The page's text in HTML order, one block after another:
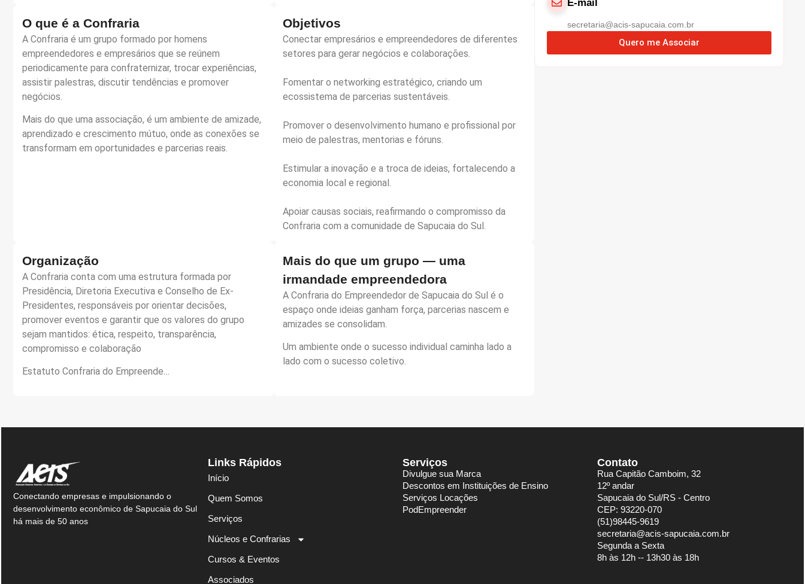
O que é a Confraria
A Confraria é um grupo formado por homens
empreendedores e empresários que se reúnem
periodicamente para confraternizar, trocar experiências,
assistir palestras, discutir tendências e promover
negócios.
Mais do que uma associação, é um ambiente de amizade,
aprendizado e crescimento mútuo, onde as conexões se
transformam em oportunidades e parcerias reais.
Objetivos
Conectar empresários e empreendedores de diferentes
setores para gerar negócios e colaborações.
Fomentar o networking estratégico, criando um
ecossistema de parcerias sustentáveis.
Promover o desenvolvimento humano e profissional por
meio de palestras, mentorias e fóruns.
Estimular a inovação e a troca de ideias, fortalecendo a
economia local e regional.
Apoiar causas sociais, reafirmando o compromisso da
Confraria com a comunidade de Sapucaia do Sul.
Organização
A Confraria conta com uma estrutura formada por
Presidência, Diretoria Executiva e Conselho de Ex-
Presidentes, responsáveis por orientar decisões,
promover eventos e garantir que os valores do grupo
sejam mantidos: ética, respeito, transparência,
compromisso e colaboração
Estatuto Confraria do Empreende…
Mais do que um grupo — uma
irmandade empreendedora
A Confraria do Empreendedor de Sapucaia do Sul é o
espaço onde ideias ganham força, parcerias nascem e
amizades se consolidam.
Um ambiente onde o sucesso individual caminha lado a
lado com o sucesso coletivo.
E-mail
secretaria@acis-sapucaia.com.br
Quero me Associar
Conectando empresas e impulsionando o
desenvolvimento econômico de Sapucaia do Sul
há mais de 50 anos
Links Rápidos
Início
Quem Somos
Serviços
Núcleos e Confrarias
Cursos & Eventos
Associados
Serviços
Divulgue sua Marca
Descontos em Instituições de Ensino
Serviços Locações
PodEmpreender
Contato
Rua Capitão Camboim, 32
12º andar
Sapucaia do Sul/RS - Centro
CEP: 93220-070
(51)98445-9619
secretaria@acis-sapucaia.com.br
Segunda a Sexta
8h às 12h -- 13h30 às 18h